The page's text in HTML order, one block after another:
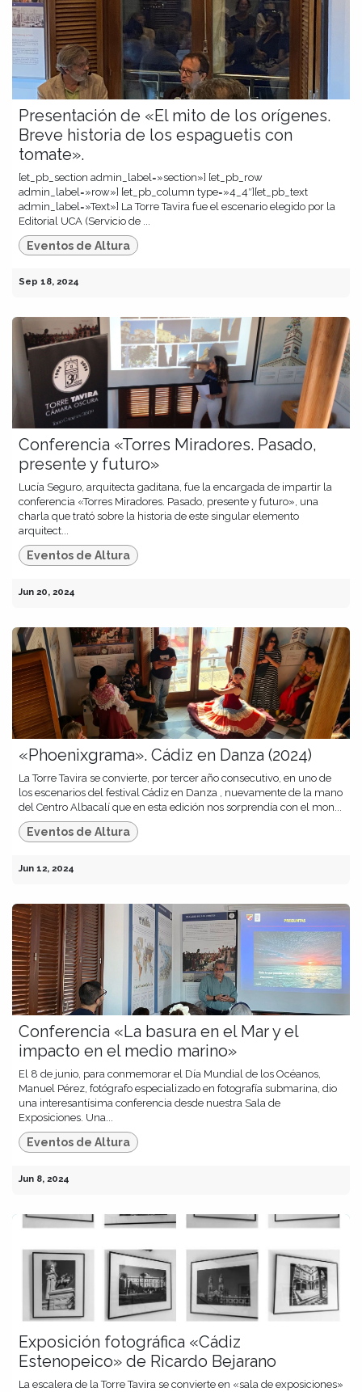
Presentación de «El mito de los orígenes.
Breve historia de los espaguetis con
tomate».
[et_pb_section admin_label=»section»] [et_pb_row
admin_label=»row»] [et_pb_column type=»4_4″][et_pb_text
admin_label=»Text»] La Torre Tavira fue el escenario elegido por la
Editorial UCA (Servicio de ...
Eventos de Altura
Sep 18, 2024
Conferencia «Torres Miradores. Pasado,
presente y futuro»
Lucía Seguro, arquitecta gaditana, fue la encargada de impartir la
conferencia «Torres Miradores. Pasado, presente y futuro», una
charla que trató sobre la historia de este singular elemento
arquitect...
Eventos de Altura
Jun 20, 2024
«Phoenixgrama». Cádiz en Danza (2024)
La Torre Tavira se convierte, por tercer año consecutivo, en uno de
los escenarios del festival Cádiz en Danza , nuevamente de la mano
del Centro Albacalí que en esta edición nos sorprendía con el mon...
Eventos de Altura
Jun 12, 2024
Conferencia «La basura en el Mar y el
impacto en el medio marino»
El 8 de junio, para conmemorar el Día Mundial de los Océanos,
Manuel Pérez, fotógrafo especializado en fotografía submarina, dio
una interesantísima conferencia desde nuestra Sala de
Exposiciones. Una...
Eventos de Altura
Jun 8, 2024
Exposición fotográfica «Cádiz
Estenopeico» de Ricardo Bejarano
La escalera de la Torre Tavira se convierte en «sala de exposiciones»